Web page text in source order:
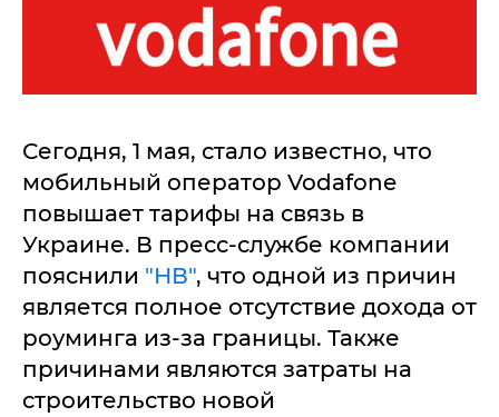
Сегодня, 1 мая, стало известно, что
мобильный оператор Vodafone
повышает тарифы на связь в
Украине. В пресс-службе компании
пояснили "НВ", что одной из причин
является полное отсутствие дохода от
роуминга из-за границы. Также
причинами являются затраты на
строительство новой